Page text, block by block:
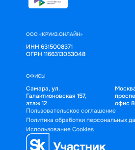
ООО «КРУИЗ.ОНЛАЙН»
ИНН 6315008371
ОГРН 1166313053048
ОФИСЫ
Самара, ул.
Галактионовская 157,
этаж 12
офис
Пользовательское соглашение
Политика обработки персональных
Использование Cookies